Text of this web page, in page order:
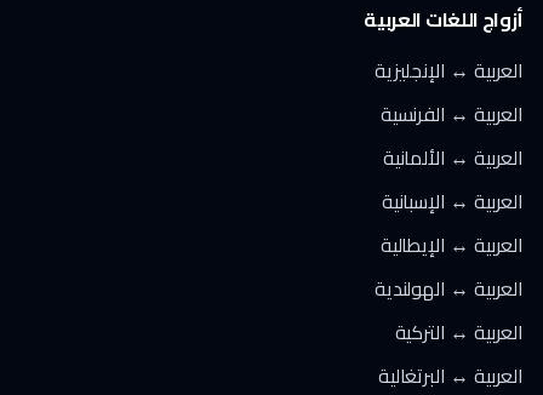
أزواج اللغات العربية
العربية ↔ الإنجليزية
العربية ↔ الفرنسية
العربية ↔ الألمانية
العربية ↔ الإسبانية
العربية ↔ الإيطالية
العربية ↔ الهولندية
العربية ↔ التركية
العربية ↔ البرتغالية